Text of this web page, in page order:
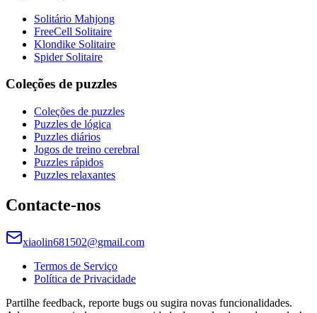
Solitário Mahjong
FreeCell Solitaire
Klondike Solitaire
Spider Solitaire
Coleções de puzzles
Coleções de puzzles
Puzzles de lógica
Puzzles diários
Jogos de treino cerebral
Puzzles rápidos
Puzzles relaxantes
Contacte-nos
xiaolin681502@gmail.com
Termos de Serviço
Política de Privacidade
Partilhe feedback, reporte bugs ou sugira novas funcionalidades.